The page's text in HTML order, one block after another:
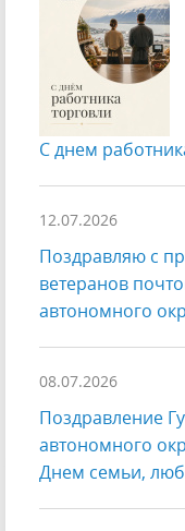
С днем
12.07.2026
Поздравляю с
ветеранов
автономного
08.07.2026
Поздравление
автономного
Днем семьи,